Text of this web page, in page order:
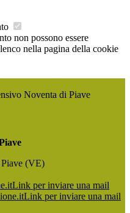
non possono essere
nella pagina della cookie
Noventa di Piave
(VE)
Link per inviare una mail
Link per inviare una mail